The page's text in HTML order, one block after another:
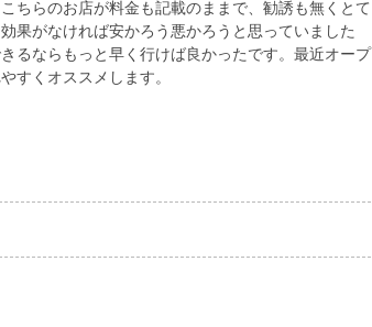
ちらのお店が料金も記載のままで、勧誘も無くとて
果がなければ安かろう悪かろうと思っていました
るならもっと早く行けば良かったです。最近オープ
すくオススメします。